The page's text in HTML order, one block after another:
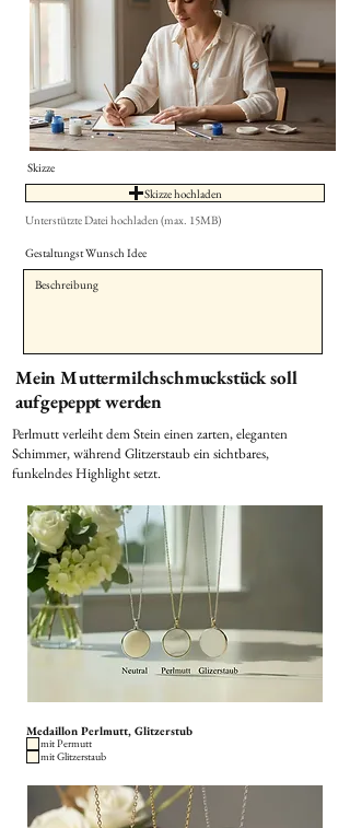
Skizze
Skizze hochladen
Unterstützte Datei hochladen (max. 15MB)
Gestaltungst Wunsch Idee
Mein Muttermilchschmuckstück soll
aufgepeppt werden
Perlmutt verleiht dem Stein einen zarten, eleganten
Schimmer, während Glitzerstaub ein sichtbares,
funkelndes Highlight setzt.
Medaillon Perlmutt, Glitzerstub
mit Permutt
mit Glitzerstaub